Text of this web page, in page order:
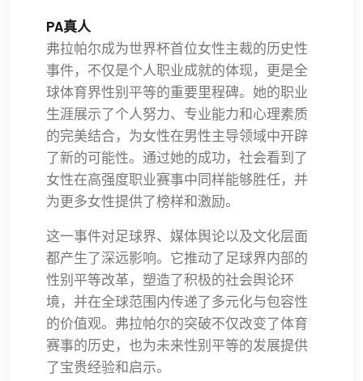
PA真人
弗拉帕尔成为世界杯首位女性主裁的历史性
事件，不仅是个人职业成就的体现，更是全
球体育界性别平等的重要里程碑。她的职业
生涯展示了个人努力、专业能力和心理素质
的完美结合，为女性在男性主导领域中开辟
了新的可能性。通过她的成功，社会看到了
女性在高强度职业赛事中同样能够胜任，并
为更多女性提供了榜样和激励。
这一事件对足球界、媒体舆论以及文化层面
都产生了深远影响。它推动了足球界内部的
性别平等改革，塑造了积极的社会舆论环
境，并在全球范围内传递了多元化与包容性
的价值观。弗拉帕尔的突破不仅改变了体育
赛事的历史，也为未来性别平等的发展提供
了宝贵经验和启示。